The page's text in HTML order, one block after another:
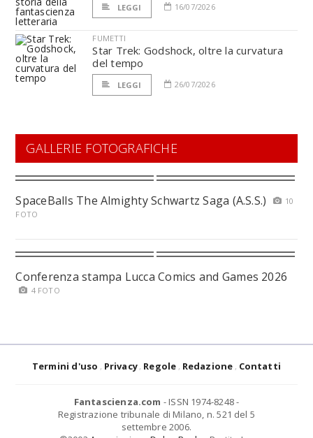
LEGGI 16/07/2026
FUMETTI
Star Trek: Godshock, oltre la curvatura
del tempo
LEGGI 26/07/2026
GALLERIE FOTOGRAFICHE
SpaceBalls The Almighty Schwartz Saga (A.S.S.)
10
FOTO
Conferenza stampa Lucca Comics and Games 2026
4 FOTO
Termini d'uso Privacy Regole Redazione Contatti
Fantascienza.com - ISSN 1974-8248 -
Registrazione tribunale di Milano, n. 521 del 5
settembre 2006.